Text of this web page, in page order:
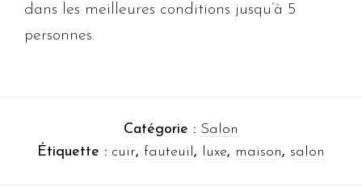
dans les meilleures conditions jusqu’à 5
personnes.
Catégorie : Salon
Étiquette : cuir, fauteuil , luxe, maison, salon